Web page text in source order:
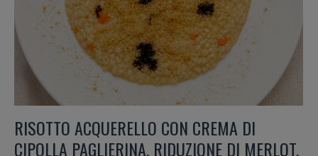
RISOTTO ACQUERELLO CON CREMA DI
CIPOLLA PAGLIERINA, RIDUZIONE DI MERLOT,